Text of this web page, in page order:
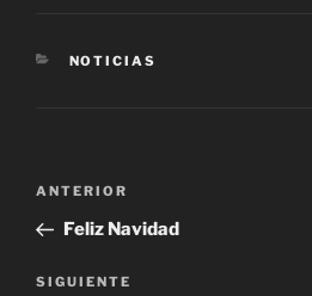
CATEGORÍAS
NOTICIAS
Navegación
entradas
Entrada
anterior:
ANTERIOR
Feliz Navidad
Siguiente
SIGUIENTE